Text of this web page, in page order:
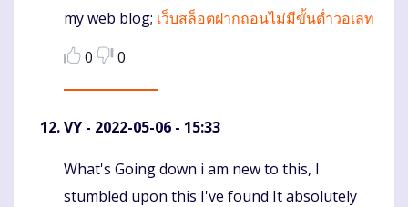
my web blog; เว็บสล็อตฝากถอนไม่มีขั้นต่ำวอเลท
0
0
VY - 2022-05-06 - 15:33
Komentaras
What's Going down i am new to this, I
stumbled upon this I've found It absolutely